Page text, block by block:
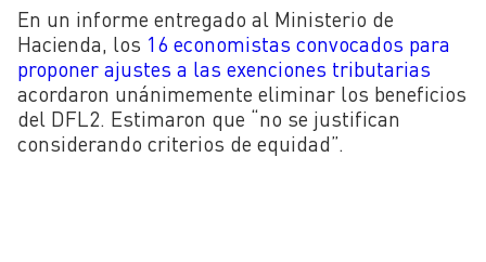
En un informe entregado al Ministerio de
Hacienda, los 16 economistas convocados para
proponer ajustes a las exenciones tributarias
acordaron unánimemente eliminar los beneficios
del DFL2. Estimaron que “no se justifican
considerando criterios de equidad”.